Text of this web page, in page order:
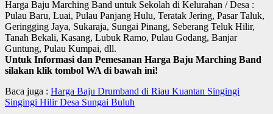
Harga Baju Marching Band untuk Sekolah di Kelurahan / Desa :
Pulau Baru, Luai, Pulau Panjang Hulu, Teratak Jering, Pasar Taluk,
Geringging Jaya, Sukaraja, Sungai Pinang, Seberang Teluk Hilir,
Tanah Bekali, Kasang, Lubuk Ramo, Pulau Godang, Banjar
Guntung, Pulau Kumpai, dll.
Untuk Informasi dan Pemesanan Harga Baju Marching Band
silakan klik tombol WA di bawah ini!
Baca juga : Harga Baju Drumband di Riau Kuantan Singingi
Singingi Hilir Desa Sungai Buluh